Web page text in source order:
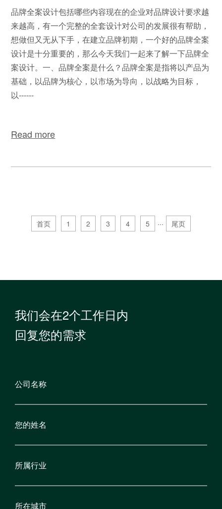
品牌全案设计包括哪些内容现在的企业对品牌设计要求越
来越高，有一个完整的全套设计对公司的发展很有帮助，
想做但又无从下手，在建立品牌初期，一个好的品牌全案
设计是十分重要的，那么今天我们一起来了解一下品牌全
案设计。一、品牌全案是什么？品牌全案是指将以产品为
基础，以品牌为核心，以市场为导向，以战略为目标，
以------
Read more
首页 1 2 3 4 5 ··· 尾页
我们会在2个工作日内
回复您的需求